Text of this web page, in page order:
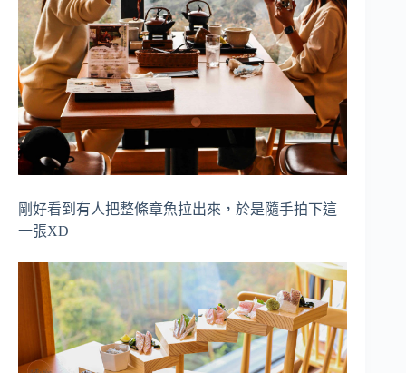
剛好看到有人把整條章魚拉出來，於是隨手拍下這
一張XD